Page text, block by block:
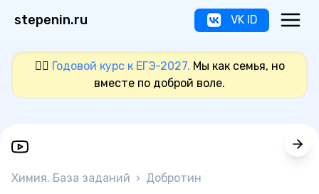
stepenin.ru VK ID
❤️‍🔥 Годовой курс к ЕГЭ-2027. Мы как семья, но
вместе по доброй воле.
Химия. База заданий › Добротин